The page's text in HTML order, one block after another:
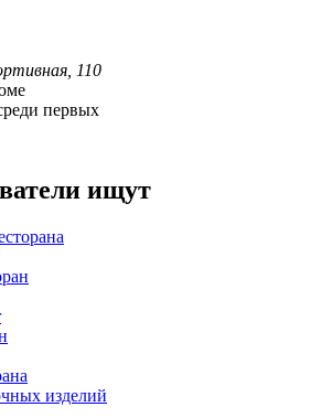
110
первых
ищут
изделий